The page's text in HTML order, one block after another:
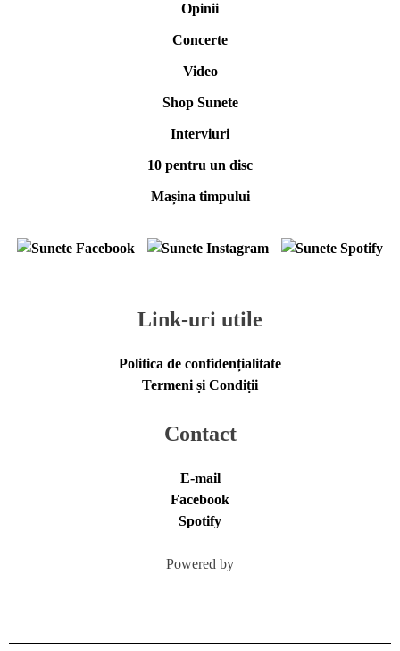
Opinii
Concerte
Video
Shop Sunete
Interviuri
10 pentru un disc
Mașina timpului
Link-uri utile
Politica de confidențialitate
Termeni și Condiții
Contact
E-mail
Facebook
Spotify
Powered by